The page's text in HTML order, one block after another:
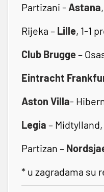
Partizani - Astana
Rijeka – Lille, 1-1
Club Brugge–
Eintracht
Aston Villa-
Legia – Midtylland,
Partizan –
* u zagradama su